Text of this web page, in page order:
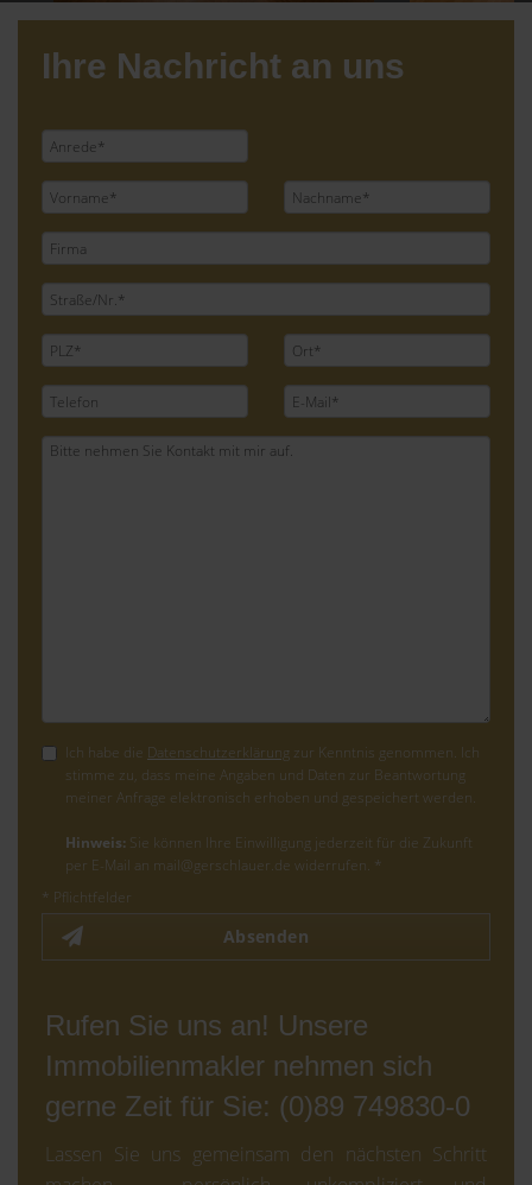
Ihre Nachricht an uns
Ich habe die Datenschutzerklärung zur Kenntnis genommen. Ich
stimme zu, dass meine Angaben und Daten zur Beantwortung
meiner Anfrage elektronisch erhoben und gespeichert werden.
Hinweis: Sie können Ihre Einwilligung jederzeit für die Zukunft
per E-Mail an mail@gerschlauer.de widerrufen. *
* Pflichtfelder
Absenden
Rufen Sie uns an! Unsere
Immobilienmakler nehmen sich
gerne Zeit für Sie: (0)89 749830-0
Lassen Sie uns gemeinsam den nächsten Schritt